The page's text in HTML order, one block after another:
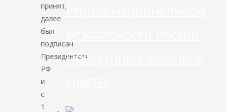
принят,
далее
был
подписан
Президентом
РФ
и
с
1
Угроза национальной
Преступные законы о